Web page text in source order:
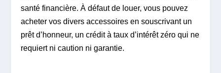
santé financière. À défaut de louer, vous pouvez
acheter vos divers accessoires en souscrivant un
prêt d’honneur, un crédit à taux d’intérêt zéro qui ne
requiert ni caution ni garantie.